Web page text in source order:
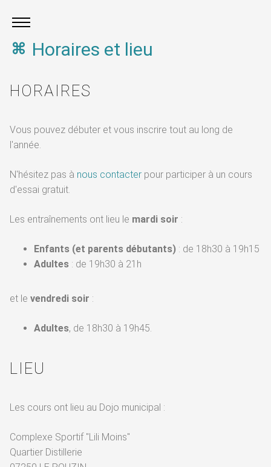
Horaires et lieu
HORAIRES
Vous pouvez débuter et vous inscrire tout au long de
l'année.
N'hésitez pas à nous contacter pour participer à un cours
d'essai gratuit.
Les entraînements ont lieu le mardi soir :
Enfants (et parents débutants) : de 18h30 à 19h15
Adultes : de 19h30 à 21h
et le vendredi soir :
Adultes, de 18h30 à 19h45.
LIEU
Les cours ont lieu au Dojo municipal :
Complexe Sportif "Lili Moins"
Quartier Distillerie